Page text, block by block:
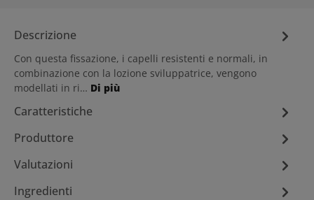
Descrizione
Con questa fissazione, i capelli resistenti e normali, in
combinazione con la lozione sviluppatrice, vengono
modellati in ri… Di più
Caratteristiche
Produttore
Valutazioni
Ingredienti